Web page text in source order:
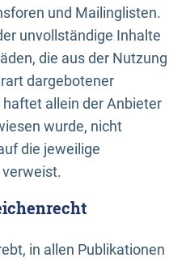
und Mailinglisten.
unvollständige Inhalte
die aus der Nutzung
dargebotener
allein der Anbieter
wurde, nicht
die jeweilige
in allen Publikationen